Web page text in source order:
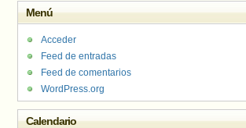
Menú
Acceder
Feed de entradas
Feed de comentarios
WordPress.org
Calendario